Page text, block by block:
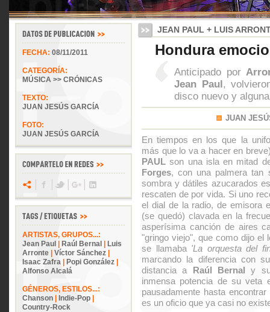
FECHA: 08/11/2011
CATEGORÍA:
MÚSICA >> CRÓNICAS
TEXTO:
JUAN JESÚS GARCÍA
FOTO:
JUAN JESÚS GARCÍA
ARTISTAS, GRUPOS...:
Jean Paul
Raúl Bernal
Luis
Arronte
Víctor Sánchez
Isaac Zafra
Popi González
Alfonso Alcalá
GÉNEROS, ESTILOS...:
Chanson
Indie-Pop
Country-Rock
JEAN PAUL + LUIS
Hondura
Anticipado por
Jean Paul,
disco nuevo y
JUAN
En tiempos en los que la
más que lo va a hacer en
PAUL son una isla en mitad
Forges, con una palmera tan
sombra y dátiles azucarados
rescaten de por vida. Si uno
el dial de la radio, de emisora
(se quedó) clavada en la
asperísima canción de aires
"gringo viejo", que como dijo el
se llamaba 'La orquesta del
marcando la diferencia con
distancia a Raúl Bernal y
inmensa potencia de su veta
pausadamente hasta
es un oficio que ya casi no